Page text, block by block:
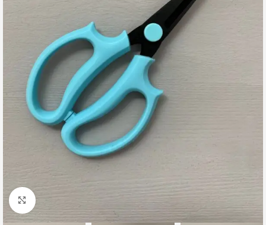
Клацніть, щоб збільшити